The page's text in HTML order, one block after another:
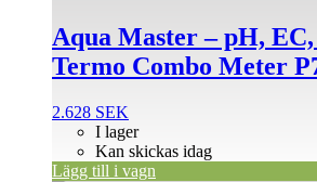
Aqua Master – pH,
Termo Combo Meter
2.628 SEK
I lager
Kan skickas idag
Lägg till i vagn